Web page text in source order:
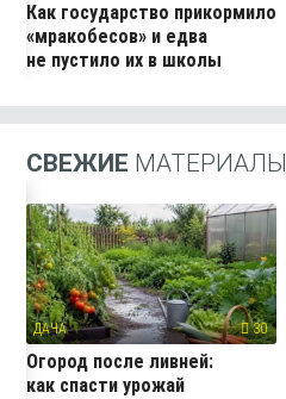
Как государство прикормило
«мракобесов» и едва
не пустило их в школы
СВЕЖИЕ МАТЕРИАЛЫ
ДАЧА 30
Огород после ливней:
как спасти урожай